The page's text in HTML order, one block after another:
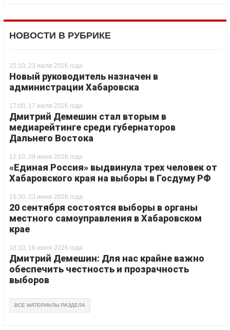
НОВОСТИ В РУБРИКЕ
15:10, 23 июля 2026 года
Новый руководитель назначен в
администрации Хабаровска
17:00, 17 июля 2026 года
Дмитрий Демешин стал вторым в
медиарейтинге среди губернаторов
Дальнего Востока
12:10, 29 июня 2026 года
«Единая Россия» выдвинула трех человек от
Хабаровского края на выборы в Госдуму РФ
15:30, 23 июня 2026 года
20 сентября состоятся выборы в органы
местного самоуправления в Хабаровском
крае
18:10, 16 июня 2026 года
Дмитрий Демешин: Для нас крайне важно
обеспечить честность и прозрачность
выборов
ВСЕ МАТЕРИАЛЫ РАЗДЕЛА